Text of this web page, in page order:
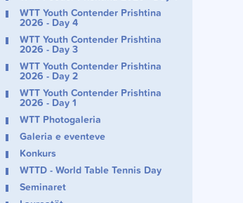
WTT Youth Contender Prishtina
2026 - Day 4
WTT Youth Contender Prishtina
2026 - Day 3
WTT Youth Contender Prishtina
2026 - Day 2
WTT Youth Contender Prishtina
2026 - Day 1
WTT Photogaleria
Galeria e eventeve
Konkurs
WTTD - World Table Tennis Day
Seminaret